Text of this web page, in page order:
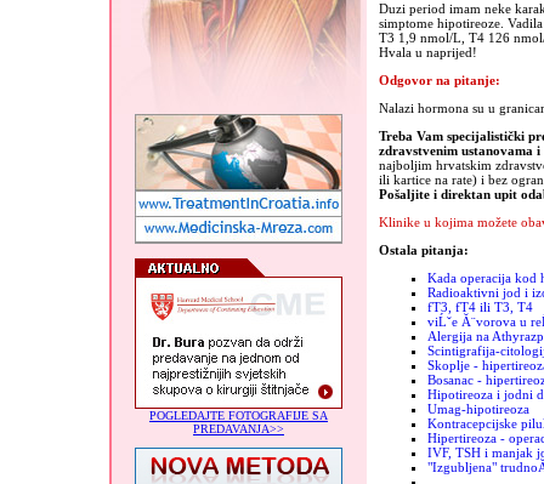
POGLEDAJTE FOTOGRAFIJE SA
PREDAVANJA>>
Duzi period imam neke
simptome hipotireoze.
T3 1,9 nmol/L, T4 126
Hvala u naprijed!
Odgovor na pitanje:
Nalazi hormona su u
Treba Vam specijalistički
zdravstvenim ustanovama
najboljim hrvatskim
ili kartice na rate) i bez
Pošaljite i direktan upit
Klinike u kojima možete
Ostala pitanja:
Kada operacija kod
Radioaktivni jod i
fT3, fT4 ili T3, T4
viĹˇe Ă¨vorova u
Alergija na
Scintigrafija-
Skoplje -
Bosanac -
Hipotireoza i jodni
Umag-hipotireoza
Kontracepcijske
Hipertireoza -
IVF, TSH i manjak
"Izgubljena"